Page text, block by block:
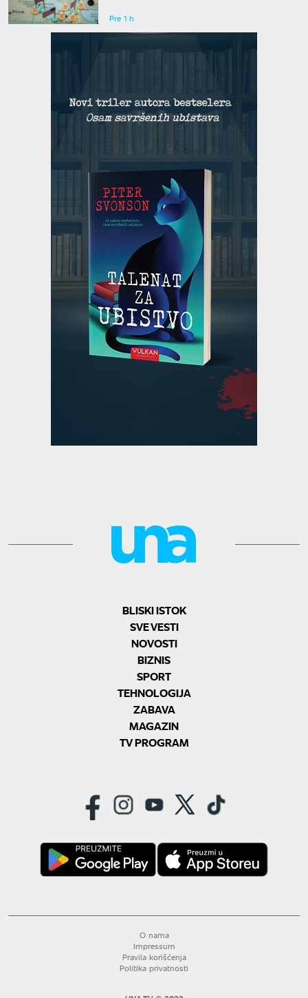
Pre 1 h
BLISKI ISTOK
SVE VESTI
NOVOSTI
BIZNIS
SPORT
TEHNOLOGIJA
ZABAVA
MAGAZIN
TV PROGRAM
O nama
Impressum
Pravila korišćenja
Politika privatnosti